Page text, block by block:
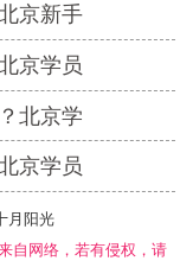
京新手
京学员
北京学
京学员
月阳光
自网络，若有侵权，请